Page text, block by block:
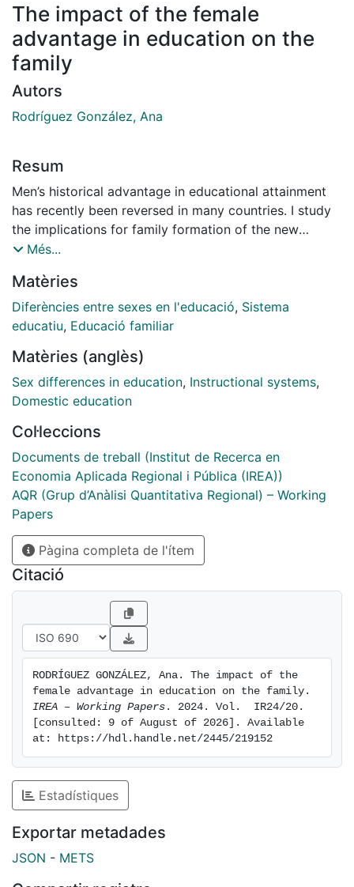
The impact of the female
advantage in education on the
family
Autors
Rodríguez González, Ana
Resum
Men’s historical advantage in educational attainment
has recently been reversed in many countries. I study
the implications for family formation of the new
female advantage in education in the marriage market,
women’s relative level of education. I analyze the
reduced-form relationship between marriage market
exposure to the reform and family outcomes. I find
with a larger female educational advantage. These
results are mostly driven by the increasing mismatch
between the educational distributions of men and
low-educated men’s mental health.
Més...
Matèries
Diferències entre sexes en l'educació, Sistema
educatiu, Educació familiar
Matèries (anglès)
Sex differences in education, Instructional systems,
Domestic education
Col·leccions
Documents de treball (Institut de Recerca en
Economia Aplicada Regional i Pública (IREA))
AQR (Grup d’Anàlisi Quantitativa Regional) – Working
Papers
Pàgina completa de l'ítem
Citació
RODRÍGUEZ GONZÁLEZ, Ana. The impact of the
IREA – Working Papers . 2024. Vol.  IR24/20.
[consulted: 9 of August of 2026]. Available
at: https://hdl.handle.net/2445/219152
Estadístiques
Exportar metadades
JSON - METS